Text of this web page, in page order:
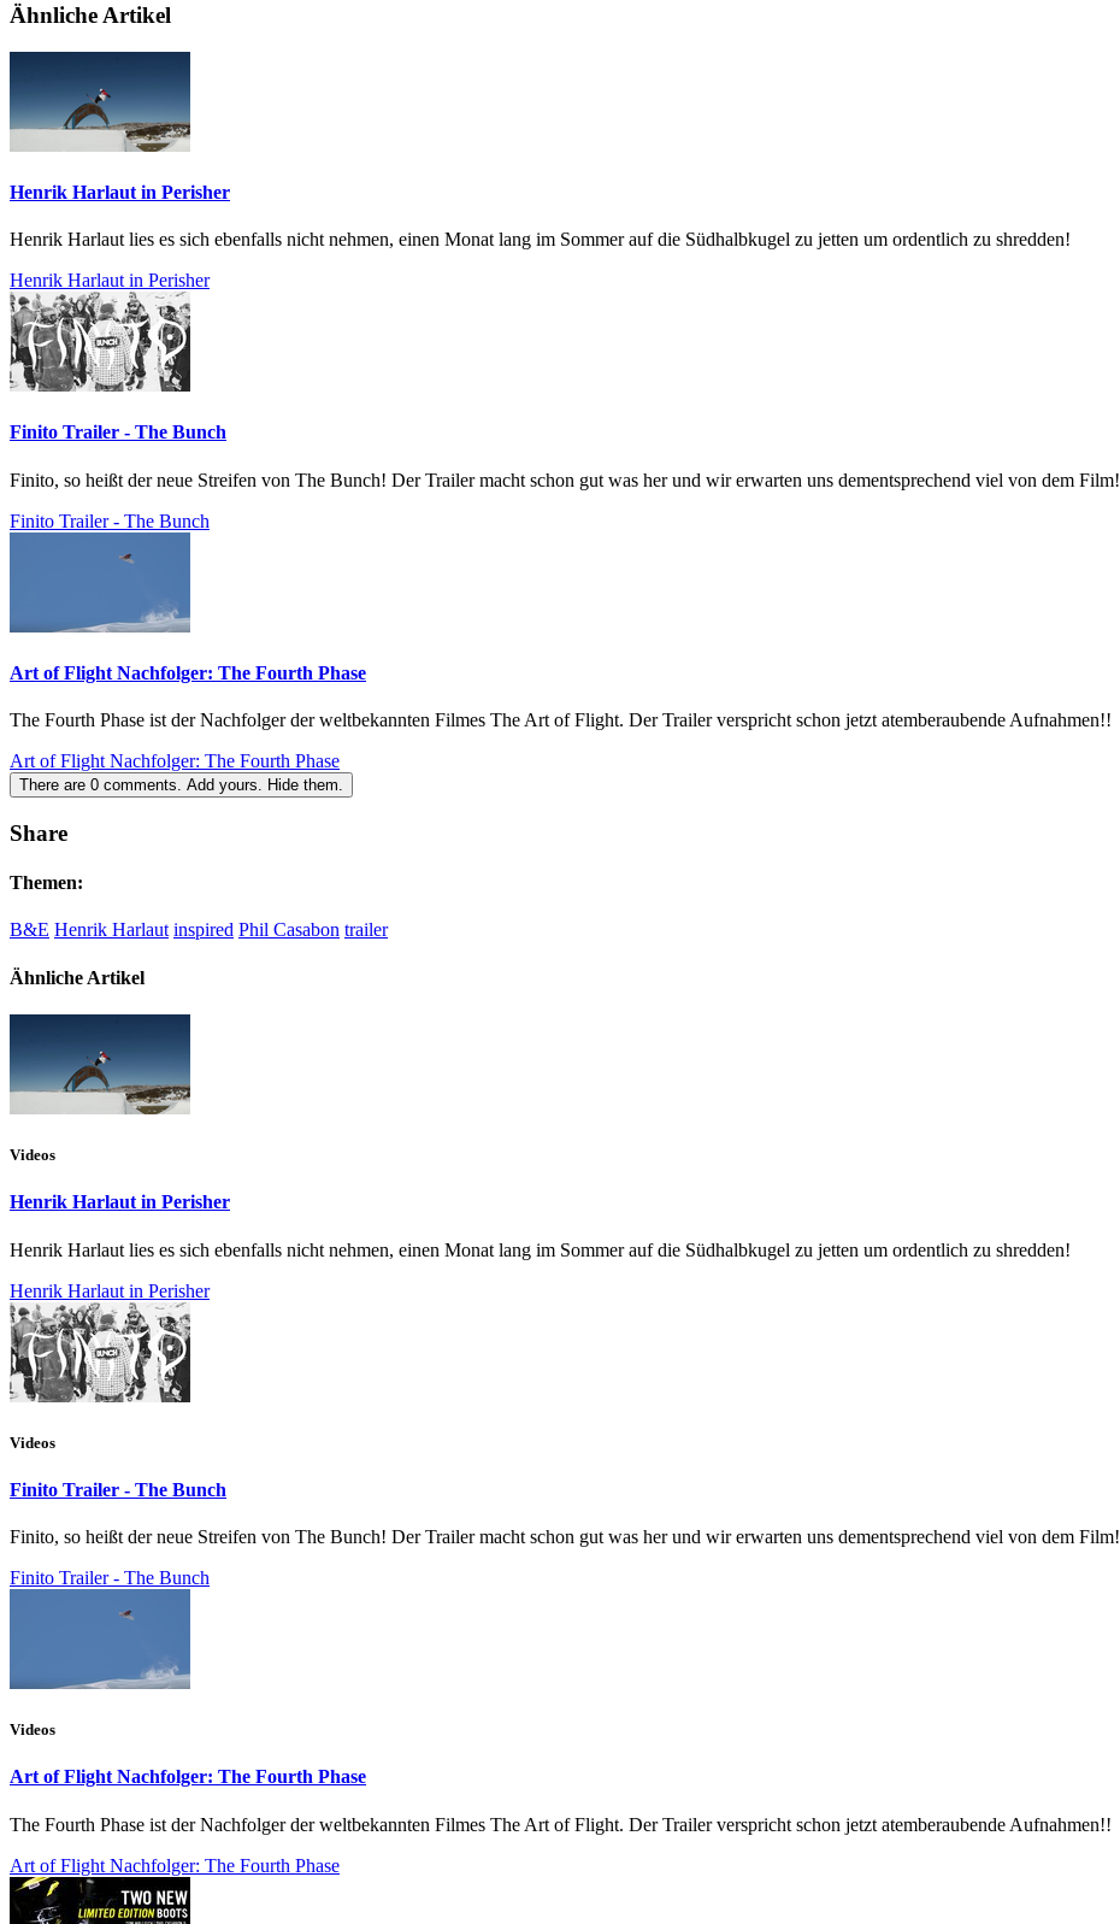
Ähnliche Artikel
Henrik Harlaut in Perisher
Henrik Harlaut lies es sich ebenfalls nicht nehmen, einen Monat lang im Sommer auf die Südhalbkugel zu jetten um ordentlich zu shredden!
Henrik Harlaut in Perisher
Finito Trailer - The Bunch
Finito, so heißt der neue Streifen von The Bunch! Der Trailer macht schon gut was her und wir erwarten uns dementsprechend viel von dem Film!
Finito Trailer - The Bunch
Art of Flight Nachfolger: The Fourth Phase
The Fourth Phase ist der Nachfolger der weltbekannten Filmes The Art of Flight. Der Trailer verspricht schon jetzt atemberaubende Aufnahmen!!
Art of Flight Nachfolger: The Fourth Phase
There are 0 comments. Add yours. Hide them.
Share
Themen:
B&E Henrik Harlaut inspired Phil Casabon trailer
Ähnliche Artikel
Videos
Henrik Harlaut in Perisher
Henrik Harlaut lies es sich ebenfalls nicht nehmen, einen Monat lang im Sommer auf die Südhalbkugel zu jetten um ordentlich zu shredden!
Henrik Harlaut in Perisher
Videos
Finito Trailer - The Bunch
Finito, so heißt der neue Streifen von The Bunch! Der Trailer macht schon gut was her und wir erwarten uns dementsprechend viel von dem Film!
Finito Trailer - The Bunch
Videos
Art of Flight Nachfolger: The Fourth Phase
The Fourth Phase ist der Nachfolger der weltbekannten Filmes The Art of Flight. Der Trailer verspricht schon jetzt atemberaubende Aufnahmen!!
Art of Flight Nachfolger: The Fourth Phase